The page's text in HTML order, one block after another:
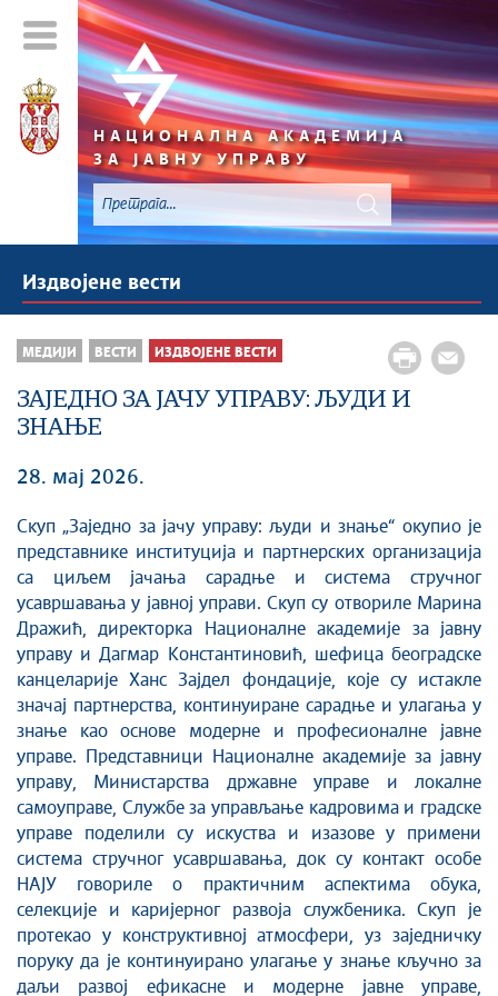
НАЦИОНАЛНА АКАДЕМИЈА
ЗА ЈАВНУ УПРАВУ
Издвојене вести
МЕДИЈИ ВЕСТИ ИЗДВОЈЕНЕ ВЕСТИ
ЗАЈЕДНО ЗА ЈАЧУ УПРАВУ: ЉУДИ И
ЗНАЊЕ
28. мај 2026.
Скуп „Заједно за јачу управу: људи и знање“ окупио је
представнике институција и партнерских организација
са циљем јачања сарадње и система стручног
усавршавања у јавној управи. Скуп су отвориле Марина
Дражић, директорка Националне академије за јавну
управу и Дагмар Константиновић, шефица београдске
канцеларије Ханс Зајдел фондације, које су истакле
значај партнерства, континуиране сарадње и улагања у
знање као основе модерне и професионалне јавне
управе. Представници Националне академије за јавну
управу, Министарства државне управе и локалне
самоуправе, Службе за управљање кадровима и градске
управе поделили су искуства и изазове у примени
система стручног усавршавања, док су контакт особе
НАЈУ говориле о практичним аспектима обука,
селекције и каријерног развоја службеника. Скуп је
протекао у конструктивној атмосфери, уз заједничку
поруку да је континуирано улагање у знање кључно за
даљи развој ефикасне и модерне јавне управе,